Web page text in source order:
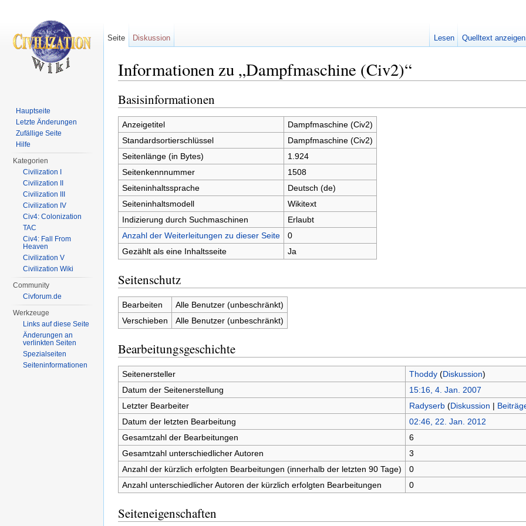
Informationen zu „Dampfmaschine (Civ2)“
Basisinformationen
Anzeigetitel
Dampfmaschine (Civ2)
Standardsortierschlüssel
Dampfmaschine (Civ2)
Seitenlänge (in Bytes)
1.924
Seitenkennnummer
1508
Seiteninhaltssprache
Deutsch (de)
Seiteninhaltsmodell
Wikitext
Indizierung durch Suchmaschinen
Erlaubt
Anzahl der Weiterleitungen zu dieser Seite
0
Gezählt als eine Inhaltsseite
Ja
Seitenschutz
Bearbeiten
Alle Benutzer (unbeschränkt)
Verschieben
Alle Benutzer (unbeschränkt)
Bearbeitungsgeschichte
Seitenersteller Thoddy (Diskussion)
Datum der Seitenerstellung
15:16, 4. Jan. 2007
Letzter Bearbeiter
Radyserb (Diskussion |
Datum der letzten Bearbeitung
02:46, 22. Jan. 2012
Gesamtzahl der Bearbeitungen
6
Gesamtzahl unterschiedlicher Autoren
3
Anzahl der kürzlich erfolgten Bearbeitungen (innerhalb der letzten 90 Tage)
0
Anzahl unterschiedlicher Autoren der kürzlich erfolgten Bearbeitungen
0
Seiteneigenschaften
Seite Diskussion Lesen Quelltext anzeigen
Hauptseite
Letzte Änderungen
Zufällige Seite
Hilfe
Kategorien
Civilization I
Civilization II
Civilization III
Civilization IV
Civ4: Colonization
TAC
Civ4: Fall From
Heaven
Civilization V
Civilization Wiki
Community
Civforum.de
Werkzeuge
Links auf diese Seite
Änderungen an
verlinkten Seiten
Spezialseiten
Seiten­informationen